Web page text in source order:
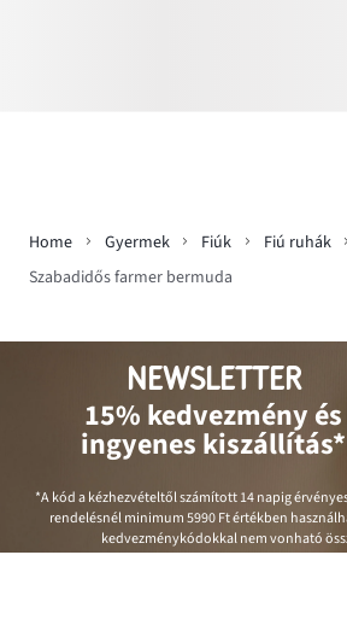
Home Gyermek Fiúk Fiú ruhák
Szabadidős farmer bermuda
NEWSLETTER
15% kedvezmény és
ingyenes kiszállítás*
*A kód a kézhezvételtől számított 14 napig
rendelésnél minimum5990 Ftértékben
kedvezménykódokkal nem vonható